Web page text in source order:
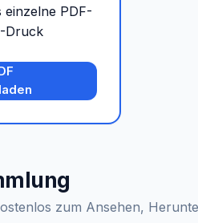
einzelne PDF-
Druck
zum Ansehen,